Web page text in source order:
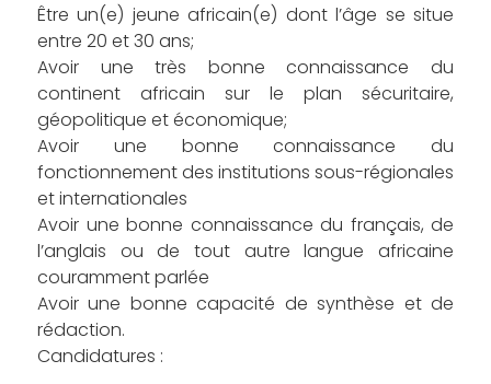
Être un(e) jeune africain(e) dont l’âge se situe
entre 20 et 30 ans;
Avoir une très bonne connaissance du
continent africain sur le plan sécuritaire,
géopolitique et économique;
Avoir une bonne connaissance du
fonctionnement des institutions sous-régionales
et internationales
Avoir une bonne connaissance du français, de
l’anglais ou de tout autre langue africaine
couramment parlée
Avoir une bonne capacité de synthèse et de
rédaction.
Candidatures :